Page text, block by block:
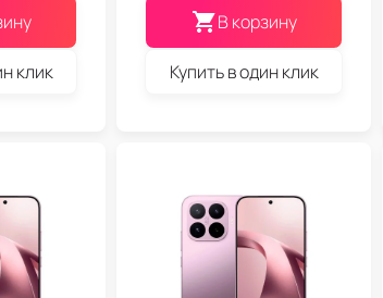
клик
В корзину
Купить в один клик